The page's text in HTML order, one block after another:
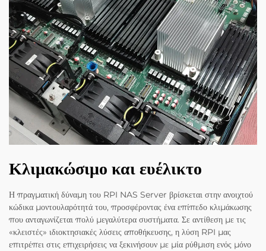
Κλιμακώσιμο και ευέλικτο
Η πραγματική δύναμη του RPI NAS Server βρίσκεται στην ανοιχτού
κώδικα μοντουλαρότητά του, προσφέροντας ένα επίπεδο κλιμάκωσης
που ανταγωνίζεται πολύ μεγαλύτερα συστήματα. Σε αντίθεση με τις
«κλειστές» ιδιοκτησιακές λύσεις αποθήκευσης, η λύση RPI μας
επιτρέπει στις επιχειρήσεις να ξεκινήσουν με μία ρύθμιση ενός μόνο